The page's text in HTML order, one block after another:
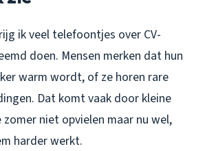
ik veel telefoontjes over CV-
doen. Mensen merken dat hun
warm wordt, of ze horen rare
Dat komt vaak door kleine
zomer niet opvielen maar nu wel,
harder werkt.